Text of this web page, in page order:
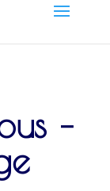
–